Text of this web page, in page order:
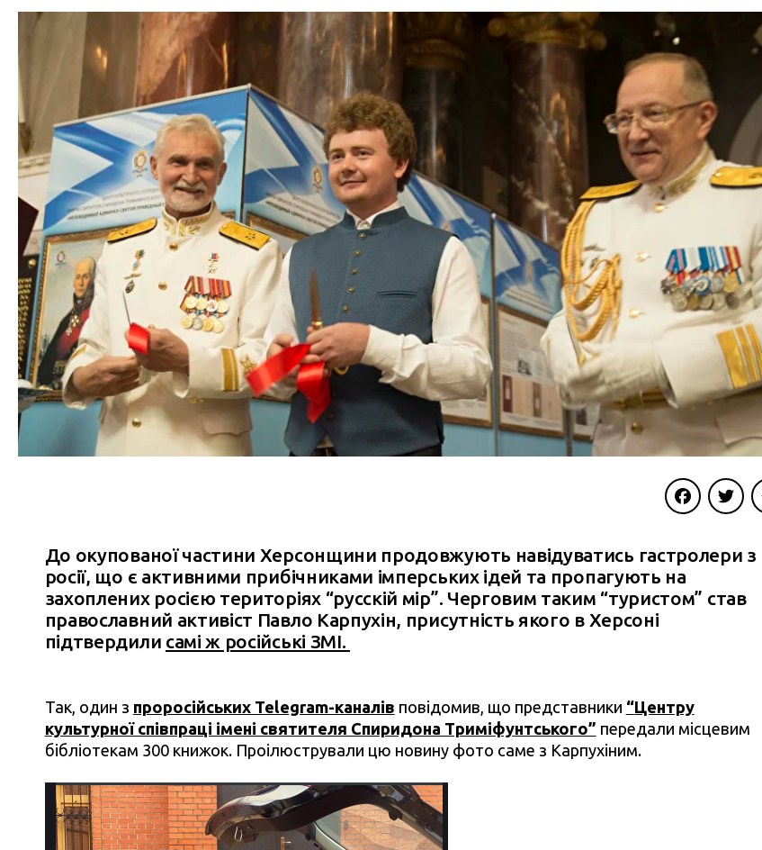
До окупованої частини Херсонщини продовжують навідуватись гастролери з
росії, що є активними прибічниками імперських ідей та пропагують на
захоплених росією територіях “русскій мір”. Черговим таким “туристом” став
православний активіст Павло Карпухін, присутність якого в Херсоні
підтвердили самі ж російські ЗМІ.
Так, один з проросійських Telegram-каналів повідомив, що представники “Центру
культурної співпраці імені святителя Спиридона Триміфунтського” передали місцевим
бібліотекам 300 книжок. Проілюстрували цю новину фото саме з Карпухіним.